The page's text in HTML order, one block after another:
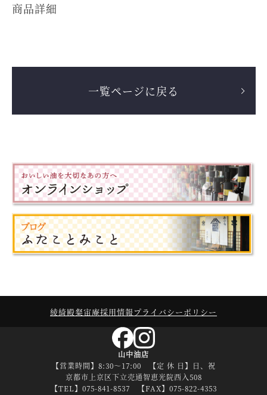
商品詳細
一覧ページに戻る
綾綺殿粲宙庵採用情報 プライバシーポリシー
山中油店
【営業時間】8:30～17:00 【定 休 日】日、祝
京都市上京区下立売通智恵光院西入508
【TEL】075-841-8537 【FAX】075-822-4353